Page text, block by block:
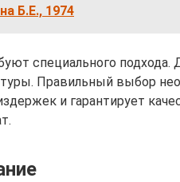
Б.Е., 1974
специального подхода.
Правильный выбор
и гарантирует